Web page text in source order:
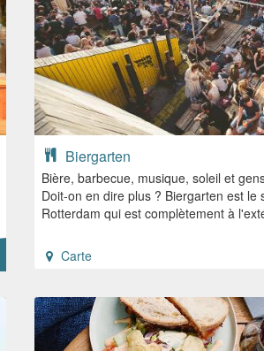
Biergarten
Bière, barbecue, musique, soleil et
Doit-on en dire plus ? Biergarten est le
Rotterdam qui est complètement à
Carte